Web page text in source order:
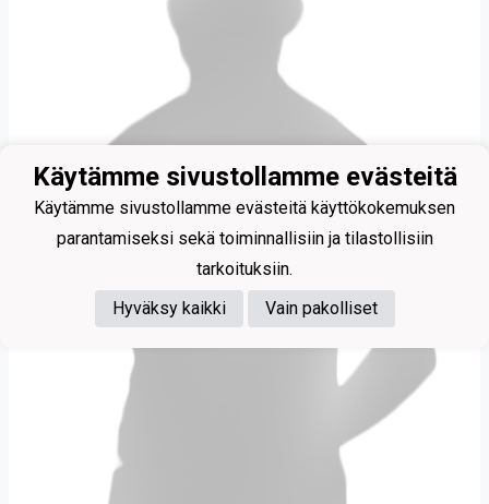
Käytämme sivustollamme evästeitä
Käytämme sivustollamme evästeitä käyttökokemuksen
parantamiseksi sekä toiminnallisiin ja tilastollisiin
tarkoituksiin.
Hyväksy kaikki
Vain pakolliset